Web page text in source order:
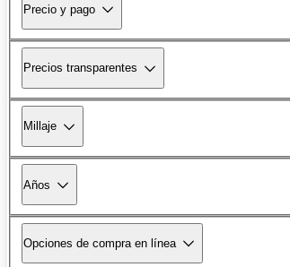
Precio y pago
Precios transparentes
Millaje
Años
Opciones de compra en línea